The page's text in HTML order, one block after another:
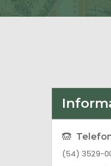
(54) 3529-